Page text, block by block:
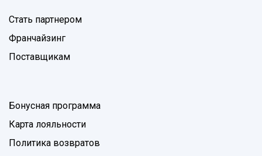
Стать партнером
Франчайзинг
Поставщикам
Бонусная программа
Карта лояльности
Политика возвратов